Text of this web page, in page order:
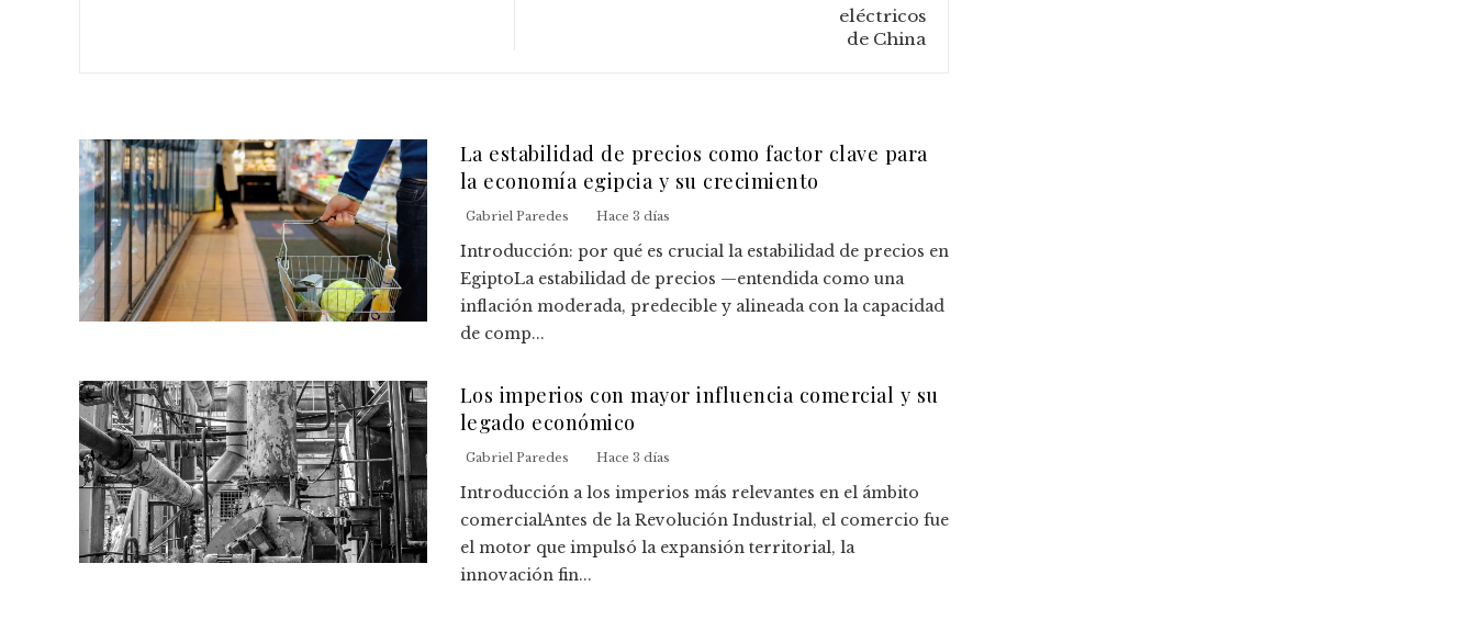
La estabilidad de precios como factor clave para
la economía egipcia y su crecimiento
Gabriel Paredes Hace 3 días
Introducción: por qué es crucial la estabilidad de precios en
EgiptoLa estabilidad de precios —entendida como una
inflación moderada, predecible y alineada con la capacidad
de comp...
Los imperios con mayor influencia comercial y su
legado económico
Gabriel Paredes Hace 3 días
Introducción a los imperios más relevantes en el ámbito
comercialAntes de la Revolución Industrial, el comercio fue
el motor que impulsó la expansión territorial, la
innovación fin...